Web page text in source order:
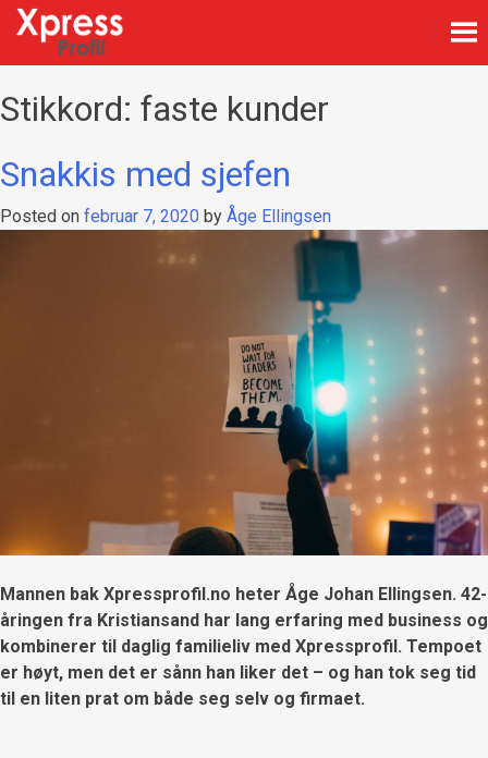
Skip
content
Stikkord: faste kunder
Snakkis med sjefen
Posted on februar 7, 2020 by Åge Ellingsen
Mannen bak Xpressprofil.no heter Åge Johan Ellingsen. 42-
åringen fra Kristiansand har lang erfaring med business og
kombinerer til daglig familieliv med Xpressprofil. Tempoet
er høyt, men det er sånn han liker det – og han tok seg tid
til en liten prat om både seg selv og firmaet.